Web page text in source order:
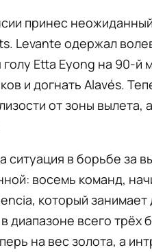
принес
Levante одержал
Etta Eyong на 90-й
и догнать Alavés.
от зоны вылета,
ситуация в борьбе за
восемь команд,
который
диапазоне всего трёх
на вес золота, а